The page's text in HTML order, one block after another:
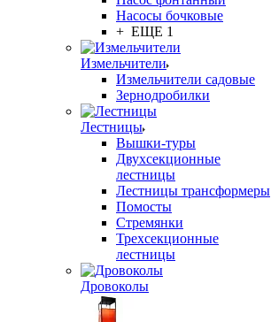
Насосы бочковые
+ ЕЩЕ 1
Измельчители
Измельчители садовые
Зернодробилки
Лестницы
Вышки-туры
Двухсекционные
лестницы
Лестницы трансформеры
Помосты
Стремянки
Трехсекционные
лестницы
Дровоколы